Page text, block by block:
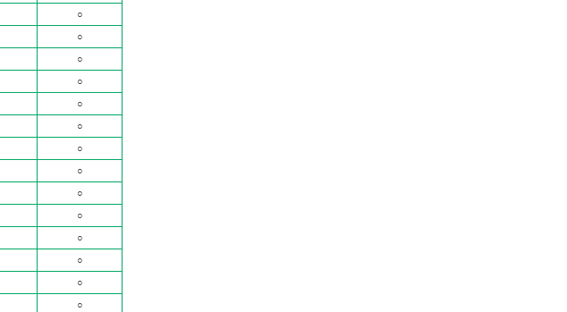
○
○
○
○
○
○
○
○
○
○
○
○
○
○